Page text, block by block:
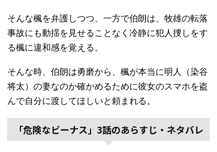
そんな楓を弁護しつつ、一方で伯朗は、牧雄の転落
事故にも動揺を見せることなく冷静に犯人捜しをす
る楓に違和感を覚える。
そんな時、伯朗は勇磨から、楓が本当に明人（染谷
将太）の妻なのか確かめるために彼女のスマホを盗
んで自分に渡してほしいと頼まれる。
「危険なビーナス」3話のあらすじ・ネタバレ